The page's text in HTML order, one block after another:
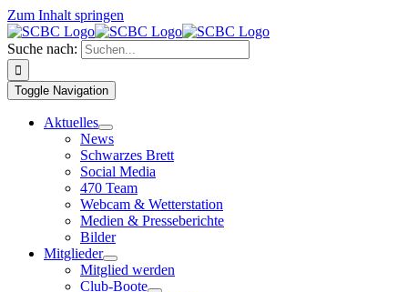
Zum Inhalt springen
Suche nach:
Toggle Navigation
Aktuelles
News
Schwarzes Brett
Social Media
470 Team
Webcam & Wetterstation
Medien & Presseberichte
Bilder
Mitglieder
Mitglied werden
Club-Boote